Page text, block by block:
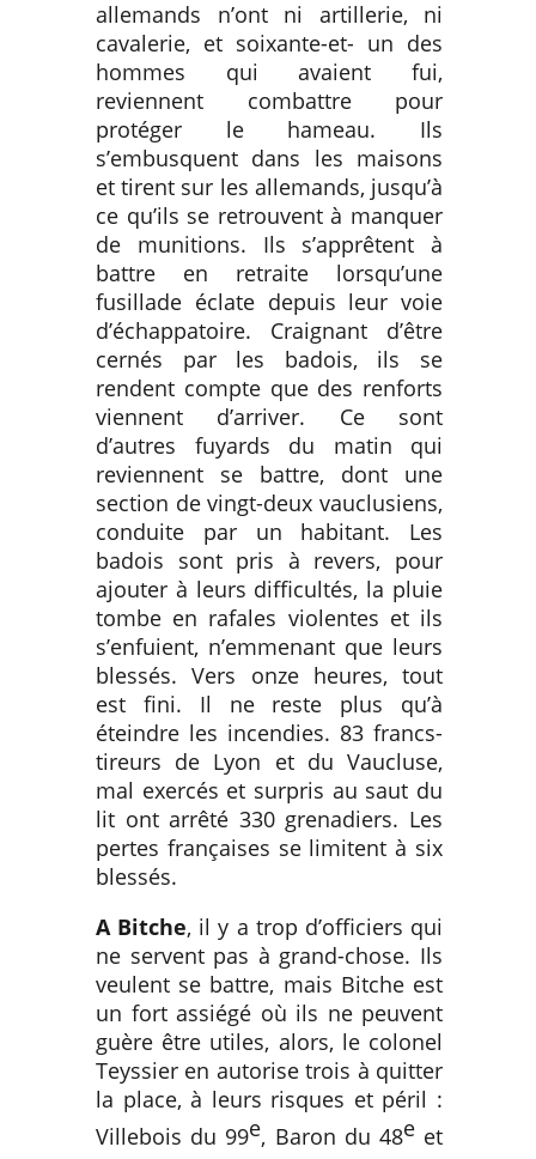
allemands n’ont ni artillerie, ni
cavalerie, et soixante-et- un des
hommes qui avaient fui,
reviennent combattre pour
protéger le hameau. Ils
s’embusquent dans les maisons
et tirent sur les allemands, jusqu’à
ce qu’ils se retrouvent à manquer
de munitions. Ils s’apprêtent à
battre en retraite lorsqu’une
fusillade éclate depuis leur voie
d’échappatoire. Craignant d’être
cernés par les badois, ils se
rendent compte que des renforts
viennent d’arriver. Ce sont
d’autres fuyards du matin qui
reviennent se battre, dont une
section de vingt-deux vauclusiens,
conduite par un habitant. Les
badois sont pris à revers, pour
ajouter à leurs difficultés, la pluie
tombe en rafales violentes et ils
s’enfuient, n’emmenant que leurs
blessés. Vers onze heures, tout
est fini. Il ne reste plus qu’à
éteindre les incendies. 83 francs-
tireurs de Lyon et du Vaucluse,
mal exercés et surpris au saut du
lit ont arrêté 330 grenadiers. Les
pertes françaises se limitent à six
blessés.
A Bitche, il y a trop d’officiers qui
ne servent pas à grand-chose. Ils
veulent se battre, mais Bitche est
un fort assiégé où ils ne peuvent
guère être utiles, alors, le colonel
Teyssier en autorise trois à quitter
la place, à leurs risques et péril :
Villebois du 99e, Baron du 48eet